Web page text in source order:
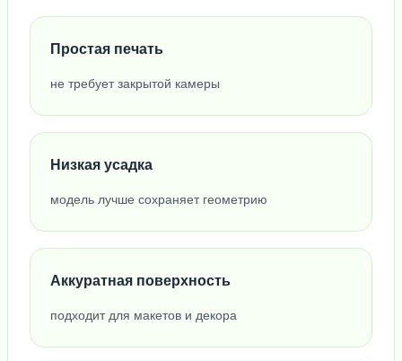
Простая печать
не требует закрытой камеры
Низкая усадка
модель лучше сохраняет геометрию
Аккуратная поверхность
подходит для макетов и декора